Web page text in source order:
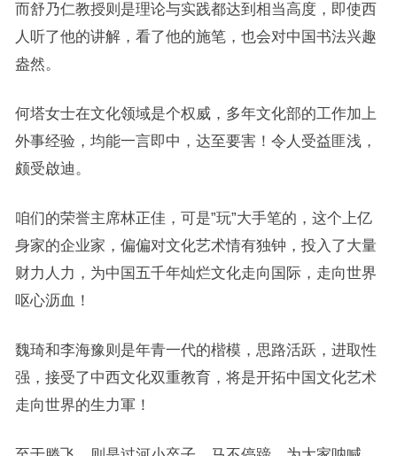
而舒乃仁教授则是理论与实践都达到相当高度，即使西
人听了他的讲解，看了他的施笔，也会对中国书法兴趣
盎然。
何塔女士在文化领域是个权威，多年文化部的工作加上
外事经验，均能一言即中，达至要害！令人受益匪浅，
颇受啟迪。
咱们的荣誉主席林正佳，可是”玩”大手笔的，这个上亿
身家的企业家，偏偏对文化艺术情有独钟，投入了大量
财力人力，为中国五千年灿烂文化走向国际，走向世界
呕心沥血！
魏琦和李海豫则是年青一代的楷模，思路活跃，进取性
强，接受了中西文化双重教育，将是开拓中国文化艺术
走向世界的生力軍！